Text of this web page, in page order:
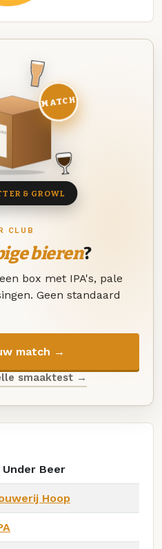
CLUB
bieren?
box met IPA's, pale
Geen standaard
match →
smaaktest →
MATCH
& GROWL
Beer
Hoop